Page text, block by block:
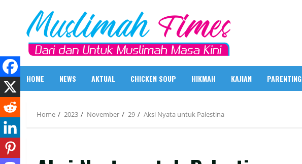
content
HOME NEWS AKTUAL CHICKEN SOUP HIKMAH KAJIAN PARENTING
Home 2023 November 29 Aksi Nyata untuk Palestina